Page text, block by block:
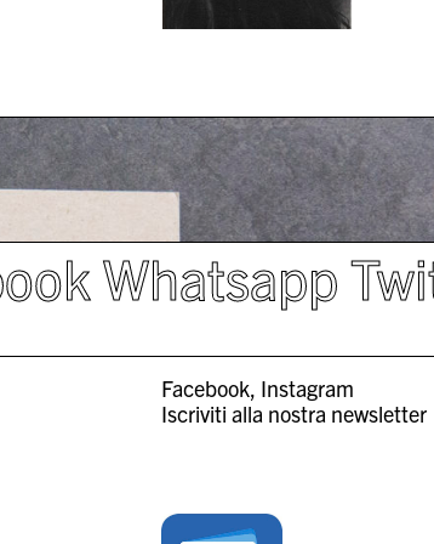
Whatsapp
Facebook Instagram
Iscriviti alla nostra newsletter